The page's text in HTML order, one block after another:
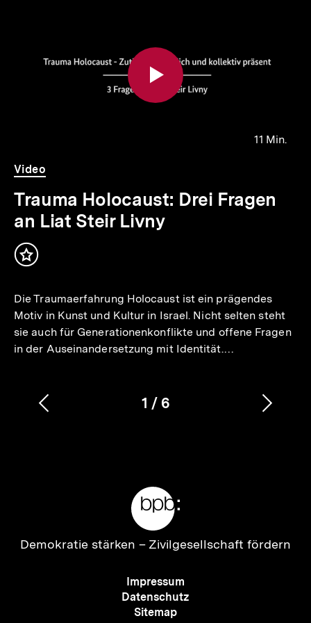
11 Min.
Video
Dauer
11
Min.
Video
Trauma Holocaust: Drei Fragen
an Liat Steir Livny
Inhalt
Die Traumaerfahrung Holocaust ist ein prägendes
Motiv in Kunst und Kultur in Israel. Nicht selten steht
sie auch für Generationenkonflikte und offene Fragen
in der Auseinandersetzung mit Identität.…
Karussellinhalt
1
von
/ 6
Vorherigen
Zur
Demokratie stärken – Zivilgesellschaft fördern
Meta-
Navigation
Impressum
Datenschutz
Sitemap